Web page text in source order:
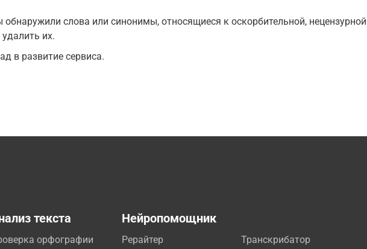
слова или синонимы, относящиеся к оскорбительной,
их.
в развитие сервиса.
текста
орфографии
Нейропомощник
Рерайтер
Транскрибатор